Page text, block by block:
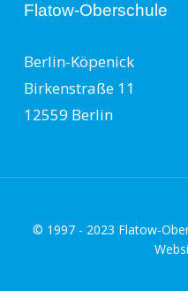
Flatow-Oberschule
Berlin-Köpenick
Birkenstraße 11
12559 Berlin
© 1997 - 2023 Flatow-